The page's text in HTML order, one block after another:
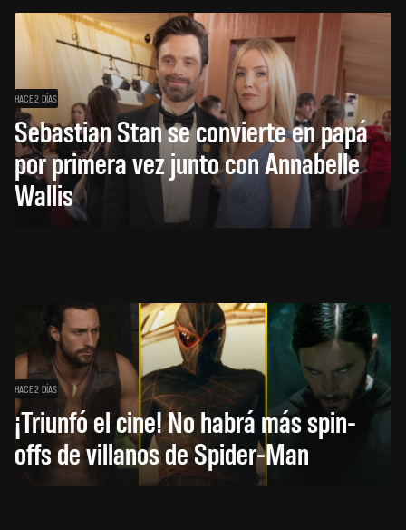
HACE 2 DÍAS
Sebastian Stan se convierte en papá
por primera vez junto con Annabelle
Wallis
HACE 2 DÍAS
¡Triunfó el cine! No habrá más spin-
offs de villanos de Spider-Man